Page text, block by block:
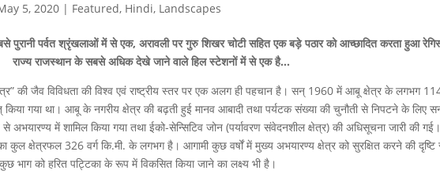
5, 2020 | Featured, Hindi, Landscapes
पुरानी पर्वत श्रृंखलाओं में से एक, अरावली पर गुरु शिखर चोटी सहित एक बड़े पठार को आच्छादित करता हुआ
राज्य राजस्थान के सबसे अधिक देखे जाने वाले हिल स्टेशनों में से एक है…
की जैव विविधता की विश्व एवं राष्ट्रीय स्तर पर एक अलग ही पहचान है। सन् 1960 में आबू क्षेत्र के लगभग
किया गया था। आबू के नगरीय क्षेत्र की बढ़ती हुई मानव आबादी तथा पर्यटक संख्या की चुनौती से निपटने के लिए
में शामिल किया गया तथा ईको-सेन्सिटिव जोन (पर्यावरण संवेदनशील क्षेत्र) की अधिसूचना जारी की गई।
कुल क्षेत्रफल 326 वर्ग कि.मी. के लगभग है। आगामी कुछ वर्षों में मुख्य अभयारण्य क्षेत्र को सुरक्षित करने की
भाग को हरित पट्टिका के रूप में विकसित किया जाने का लक्ष्य भी है।